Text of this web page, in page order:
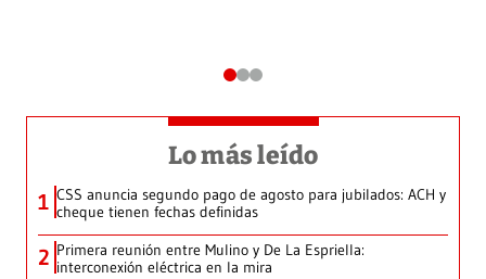
Lo más leído
1 CSS anuncia segundo pago de agosto para jubilados: ACH y
cheque tienen fechas definidas
2 Primera reunión entre Mulino y De La Espriella:
interconexión eléctrica en la mira